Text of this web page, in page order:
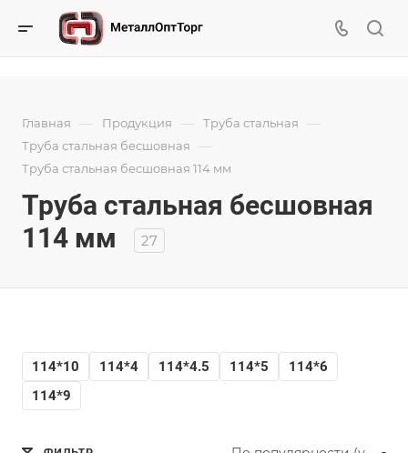
Главная — Продукция — Труба стальная —
Труба стальная бесшовная —
Труба стальная бесшовная 114 мм
Труба стальная бесшовная
114 мм
27
114*10 114*4 114*4.5 114*5
114*6
114*9